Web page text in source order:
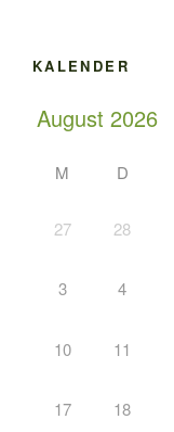
KALENDER
M D
27 28
3 4
10 11
17 18